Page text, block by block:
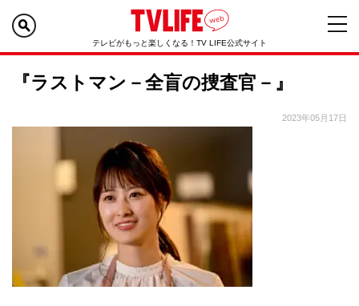
テレビがもっと楽しくなる！TV LIFE公式サイト
『ラストマン－全盲の捜査官－』
2023年05月17日